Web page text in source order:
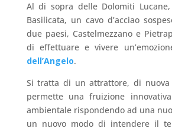
Al di sopra delle Dolomiti
Basilicata, un cavo d’acciao
due paesi, Castelmezzano e
di effettuare e vivere
dell’Angelo.
Si tratta di un attrattore, di nuova
permette una fruizione
ambientale rispondendo ad una
un nuovo modo di intendere il